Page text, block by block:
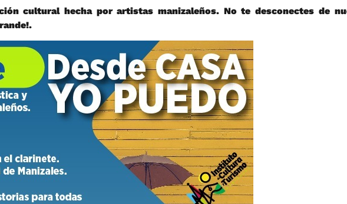
cultural hecha por artistas manizaleños. No te desconectes de